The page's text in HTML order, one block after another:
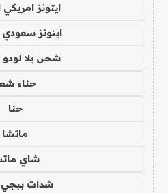
ايتونز
ايتونز
شحن يلا
حناء
حنا
ماتشا
شاي
شدات ببجي